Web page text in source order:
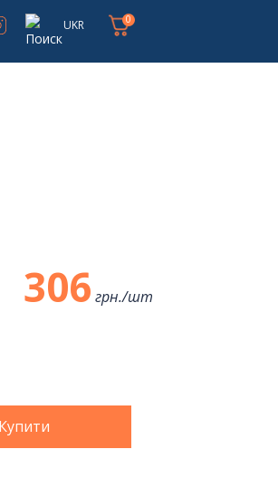
UKR 0
306 грн./шт
Купити